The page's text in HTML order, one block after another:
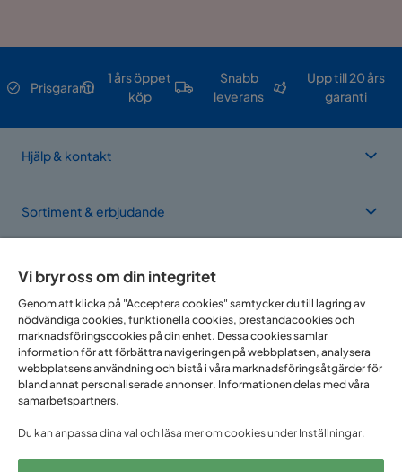
Prisgaranti
1 års öppet
köp
Snabb
leverans
Upp till 20 års
garanti
Hjälp & kontakt
Sortiment & erbjudande
Om Trademax
Vi finns i flera länder
Vi bryr oss om din integritet
Genom att klicka på "Acceptera cookies" samtycker du till lagring av
nödvändiga cookies, funktionella cookies, prestandacookies och
marknadsföringscookies på din enhet. Dessa cookies samlar
information för att förbättra navigeringen på webbplatsen, analysera
webbplatsens användning och bistå i våra marknadsföringsåtgärder för
bland annat personaliserade annonser. Informationen delas med våra
samarbetspartners.
Du kan anpassa dina val och läsa mer om cookies under Inställningar.